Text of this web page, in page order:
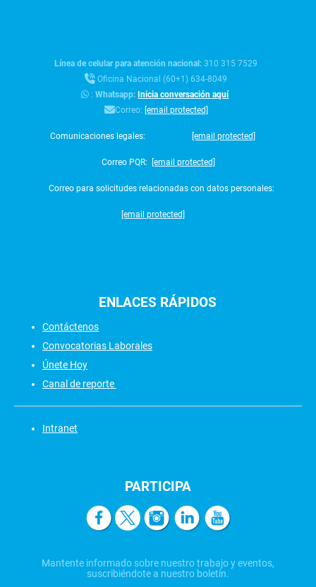
Línea de celular para atención nacional:310 315 7529
Oficina Nacional (60+1) 634-8049
:Whatsapp:Inicia conversación aquí
Correo: [email protected]
Comunicaciones legales: [email protected]
Correo PQR: [email protected]
Correo para solicitudes relacionadas con datos personales:
[email protected]
ENLACES RÁPIDOS
Contáctenos
Convocatorias Laborales
Únete Hoy
Canal de reporte
Intranet
PARTICIPA
Mantente informado sobre nuestro trabajo y eventos,
suscribiéndote a nuestro boletín.